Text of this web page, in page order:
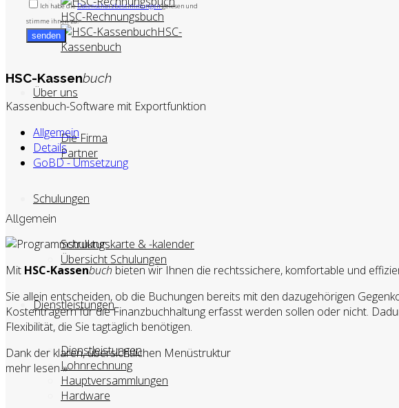
HSC-Rechnungsbuch
HSC-
Kassenbuch
Über uns
Die Firma
Partner
Schulungen
Schulungskarte & -kalender
Übersicht Schulungen
Dienstleistungen
Dienstleistungen
Lohnrechnung
Hauptversammlungen
Hardware
Ich habe dieDatenschutzbestimmungengelesen und
stimme ihnen zu.
senden
HSC-Kassenbuch
Kassenbuch-Software mit Exportfunktion
Allgemein
Details
GoBD - Umsetzung
Allgemein
Mit HSC-Kassenbuchbieten wir Ihnen die rechtssichere, komfortable und
Sie allein entscheiden, ob die Buchungen bereits mit den dazugehörigen
Kostenträgern für die Finanzbuchhaltung erfasst werden sollen oder nicht.
Flexibilität, die Sie tagtäglich benötigen.
Dank der klaren, übersichtlichen Menüstruktur
mehr lesen »